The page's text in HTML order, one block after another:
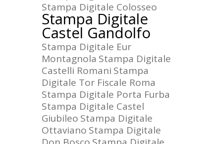
Stampa Digitale Colosseo
Stampa Digitale
Castel Gandolfo
Stampa Digitale Eur
Montagnola Stampa Digitale
Castelli Romani Stampa
Digitale Tor Fiscale Roma
Stampa Digitale Porta Furba
Stampa Digitale Castel
Giubileo Stampa Digitale
Ottaviano Stampa Digitale